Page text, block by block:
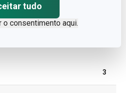
tudo
o consentimento aqui.
3